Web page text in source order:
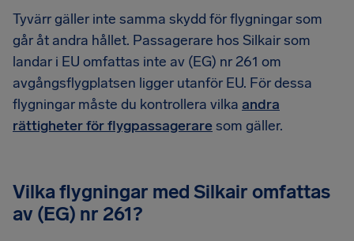
Tyvärr gäller inte samma skydd för flygningar som
går åt andra hållet. Passagerare hos Silkair som
landar i EU omfattas inte av (EG) nr 261 om
avgångsflygplatsen ligger utanför EU. För dessa
flygningar måste du kontrollera vilka andra
rättigheter för flygpassageraresom gäller.
Vilka flygningar med Silkair omfattas
av (EG) nr 261?